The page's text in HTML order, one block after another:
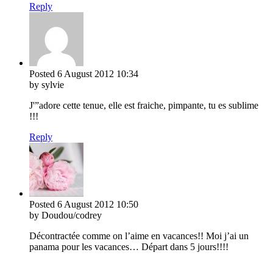
Reply
Posted 6 August 2012 10:34
by sylvie
J'”adore cette tenue, elle est fraiche, pimpante, tu es sublime
!!!
Reply
Posted 6 August 2012 10:50
by Doudou/codrey
Décontractée comme on l’aime en vacances!! Moi j’ai un
panama pour les vacances… Départ dans 5 jours!!!!